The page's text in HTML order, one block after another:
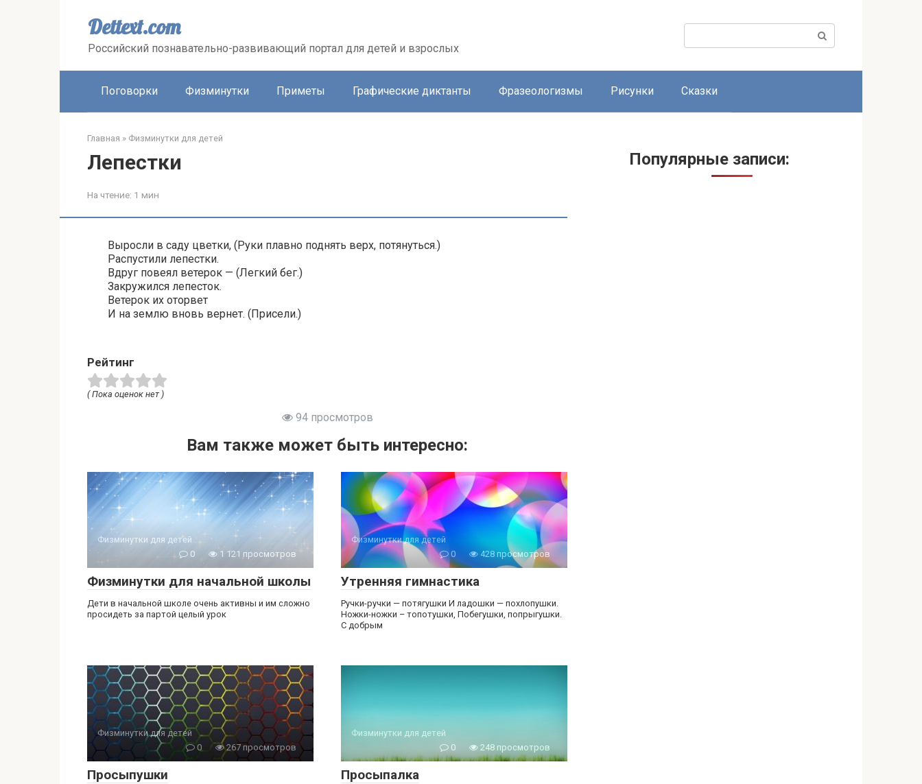
Dettext.com
Российский познавательно-развивающий портал для детей и взрослых
Поиск:
Поговорки Физминутки Приметы Графические диктанты Фразеологизмы Рисунки Сказки
Главная » Физминутки для детей
Лепестки
На чтение: 1 мин
Выросли в саду цветки, (Руки плавно поднять верх, потянуться.)
Распустили лепестки.
Вдруг повеял ветерок — (Легкий бег.)
Закружился лепесток.
Ветерок их оторвет
И на землю вновь вернет. (Присели.)
Рейтинг
( Пока оценок нет )
94 просмотров
Вам также может быть интересно:
Физминутки для детей
0
1 121 просмотров
Физминутки для начальной школы
Дети в начальной школе очень активны и им сложно
просидеть за партой целый урок
Физминутки для детей
0
428 просмотров
Утренняя гимнастика
Ручки-ручки — потягушки И ладошки — похлопушки.
Ножки-ножки – топотушки, Побегушки, попрыгушки.
С добрым
Физминутки для детей
0
267 просмотров
Просыпушки
Физминутки для детей
0
248 просмотров
Просыпалка
Популярные записи: